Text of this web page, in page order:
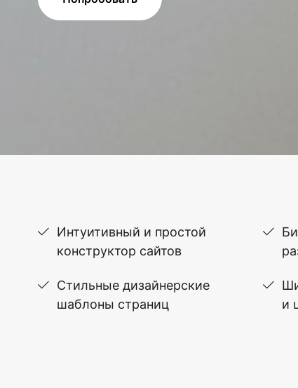
Интуитивный и простой
конструктор сайтов
Стильные дизайнерские
шаблоны страниц
и